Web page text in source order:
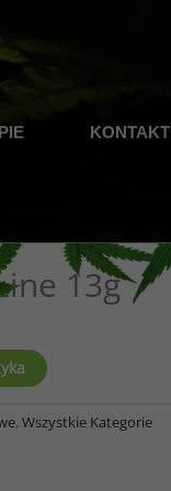
KONTAKT
13g
, Wszystkie Kategorie